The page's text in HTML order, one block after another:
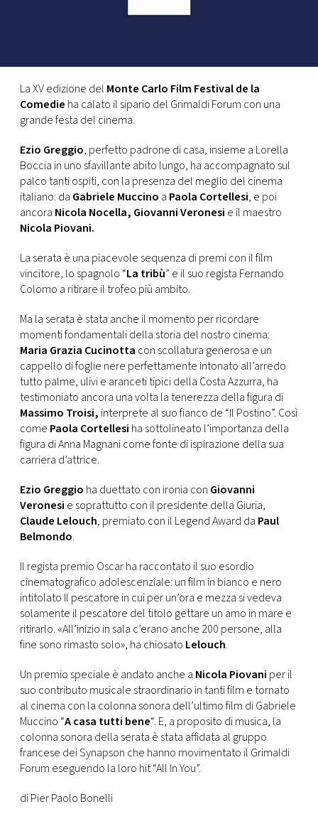
PRINCIPATO
MONACO
RMC
CONSIGLIA
La XV edizione del Monte Carlo Film Festival de la
Comedie ha calato il sipario del Grimaldi Forum con una
grande festa del cinema.
Ezio Greggio, perfetto padrone di casa, insieme a Lorella
Boccia in uno sfavillante abito lungo, ha accompagnato sul
palco tanti ospiti, con la presenza del meglio del cinema
italiano: da Gabriele Muccino a Paola Cortellesi, e poi
ancora Nicola Nocella, Giovanni Veronesi e il maestro
Nicola Piovani.
La serata è una piacevole sequenza di premi con il film
vincitore, lo spagnolo “La tribù” e il suo regista Fernando
Colomo a ritirare il trofeo più ambito.
Ma la serata è stata anche il momento per ricordare
momenti fondamentali della storia del nostro cinema:
Maria Grazia Cucinotta con scollatura generosa e un
cappello di foglie nere perfettamente intonato all’arredo
tutto palme, ulivi e aranceti tipici della Costa Azzurra, ha
testimoniato ancora una volta la tenerezza della figura di
Massimo Troisi, interprete al suo fianco de “Il Postino”. Così
come Paola Cortellesi ha sottolineato l’importanza della
figura di Anna Magnani come fonte di ispirazione della sua
carriera d’attrice.
Ezio Greggio ha duettato con ironia con Giovanni
Veronesi e soprattutto con il presidente della Giuria,
Claude Lelouch, premiato con il Legend Award da Paul
Belmondo.
Il regista premio Oscar ha raccontato il suo esordio
cinematografico adolescenziale: un film in bianco e nero
intitolato Il pescatore in cui per un’ora e mezza si vedeva
solamente il pescatore del titolo gettare un amo in mare e
ritirarlo. «All’inizio in sala c’erano anche 200 persone, alla
fine sono rimasto solo», ha chiosato Lelouch.
Un premio speciale è andato anche a Nicola Piovani per il
suo contributo musicale straordinario in tanti film e tornato
al cinema con la colonna sonora dell’ultimo film di Gabriele
Muccino “A casa tutti bene“. E, a proposito di musica, la
colonna sonora della serata è stata affidata al gruppo
francese dei Synapson che hanno movimentato il Grimaldi
Forum eseguendo la loro hit “All In You”.
di Pier Paolo Bonelli